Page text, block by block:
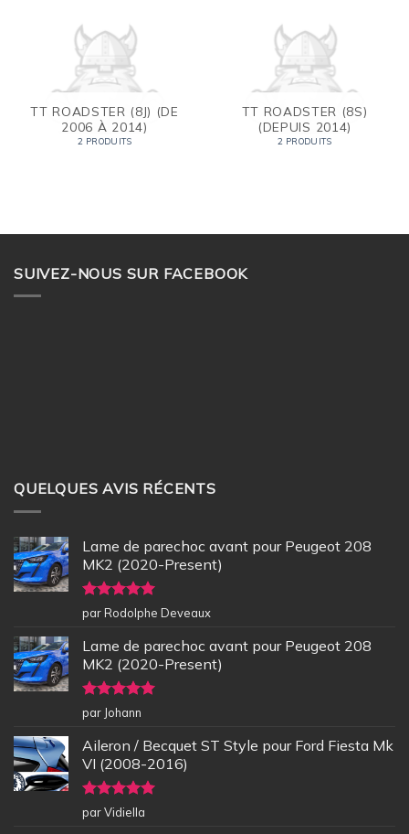
TT ROADSTER (8J) (DE
2006 À 2014)
2 PRODUITS
TT ROADSTER (8S)
(DEPUIS 2014)
2 PRODUITS
SUIVEZ-NOUS SUR FACEBOOK
QUELQUES AVIS RÉCENTS
Lame de parechoc avant pour Peugeot 208
MK2 (2020-Present)
Note5sur
5
par Rodolphe Deveaux
Lame de parechoc avant pour Peugeot 208
MK2 (2020-Present)
Note5sur
5
par Johann
Aileron / Becquet ST Style pour Ford Fiesta Mk
VI (2008-2016)
Note5sur
5
par Vidiella